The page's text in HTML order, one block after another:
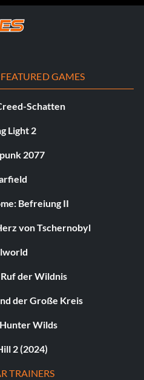
GAMES
Schatten
Light 2
2077
Befreiung II
von Tschernobyl
der Wildnis
der Große Kreis
Wilds
2 (2024)
TRAINERS